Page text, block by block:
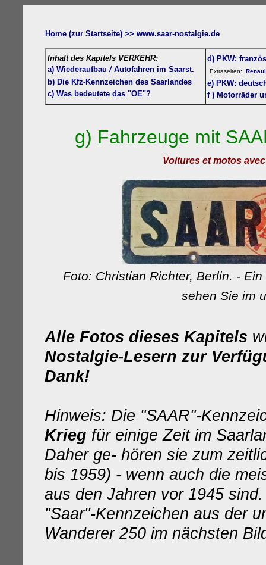
Home (zur Startseite) >> www.saar-nostalgie.de
Inhalt des Kapitels VERKEHR:
a) Wiederaufbau / Autofahrenim Saarst.
b) Die Kfz-Kennzeichen des Saarlandes
c) Was bedeutete das "OE"?
d) PKW:
Extraseiten:
e) PKW:
f ) Motorräder
g) Fahrzeuge mit
Voitures et motos
Foto: Christian Richter, Berlin. -
sehen Sie im
Alle Fotos dieses Kapitels
Nostalgie-Lesern zur
Dank!
Hinweis: Die "SAAR"-
Krieg für einige Zeit im
Daher ge- hören sie zum
bis 1959) - wenn auch die
aus den Jahren vor 1945
"Saar"-Kennzeichen aus der
Wanderer 250 im nächsten